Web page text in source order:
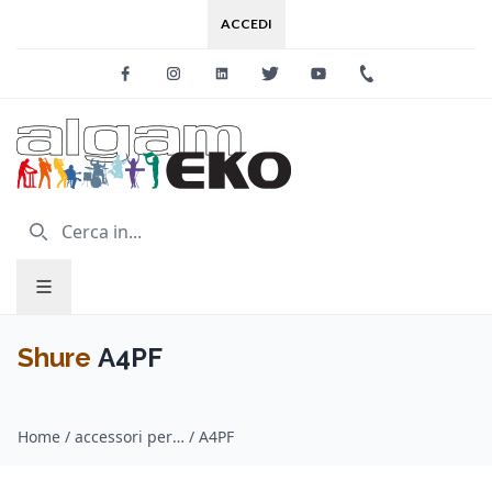
ACCEDI
FacebookInstagramLinkedinTwitter Youtube
Shure A4PF
Home / accessori per microfoni / Shure / A4PF